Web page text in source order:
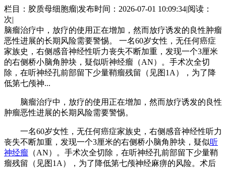
栏目：胶质母细胞瘤|发布时间：2026-07-01 10:09:34|阅读：
次|
脑瘤治疗中，放疗的使用正在增加，然而放疗诱发的良性肿瘤
恶性进展的长期风险需要警惕。 一名60岁女性，无任何癌症
家族史，右侧感音神经性听力丧失不断加重，发现一个3厘米
的右侧桥小脑角肿块，疑似听神经瘤（AN）。手术次全切
除，在听神经孔前部留下少量鞘瘤残留（见图1A），为了降
低第七颅神...
脑瘤治疗中，放疗的使用正在增加，然而放疗诱发的良性
肿瘤恶性进展的长期风险需要警惕。
一名60岁女性，无任何癌症家族史，右侧感音神经性听力
丧失不断加重，发现一个3厘米的右侧桥小脑角肿块，疑似听
神经瘤 （AN）。手术次全切除，在听神经孔前部留下少量鞘
瘤残留（见图1A），为了降低第七颅神经麻痹的风险。术后